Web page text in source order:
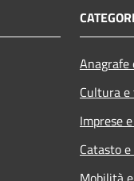
Cultura
Imprese
Catasto